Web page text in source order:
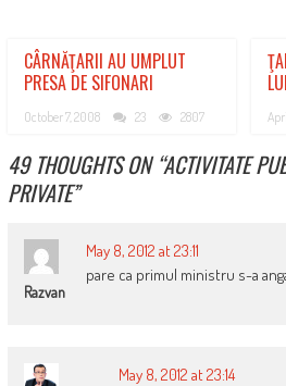
CÂRNĂŢARII AU UMPLUT
PRESA DE SIFONARI
October 7, 2008 23 2807
49 THOUGHTS ON “ACTIVITATE
PRIVATE”
Razvan
May 8, 2012 at 23:11
pare ca primul ministru s-a
May 8, 2012 at 23:14